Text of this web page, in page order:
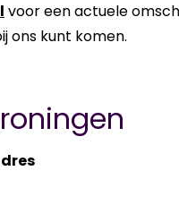
voor een actuele
ons kunt komen.